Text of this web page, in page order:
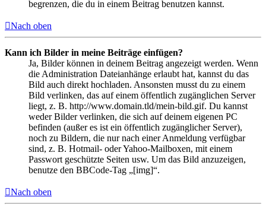
begrenzen, die du in einem Beitrag benutzen kannst.
Nach oben
Kann ich Bilder in meine Beiträge einfügen?
Ja, Bilder können in deinem Beitrag angezeigt werden. Wenn
die Administration Dateianhänge erlaubt hat, kannst du das
Bild auch direkt hochladen. Ansonsten musst du zu einem
Bild verlinken, das auf einem öffentlich zugänglichen Server
liegt, z. B. http://www.domain.tld/mein-bild.gif. Du kannst
weder Bilder verlinken, die sich auf deinem eigenen PC
befinden (außer es ist ein öffentlich zugänglicher Server),
noch zu Bildern, die nur nach einer Anmeldung verfügbar
sind, z. B. Hotmail- oder Yahoo-Mailboxen, mit einem
Passwort geschützte Seiten usw. Um das Bild anzuzeigen,
benutze den BBCode-Tag „[img]“.
Nach oben